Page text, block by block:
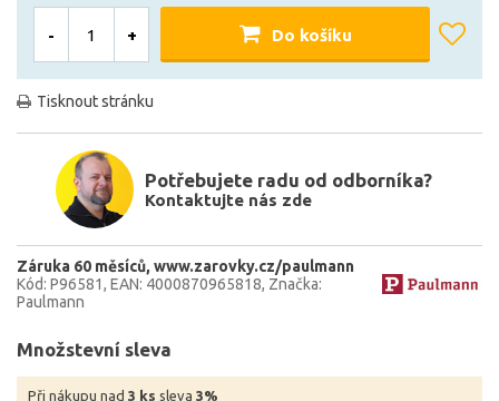
- + Do košíku
Tisknout stránku
Potřebujete radu od odborníka?
Kontaktujte nás zde
Záruka 60 měsíců www.zarovky.cz/paulmann
Kód: P96581 EAN: 4000870965818 Značka:
Paulmann
Množstevní sleva
Při nákupu nad 3 ks sleva 3%